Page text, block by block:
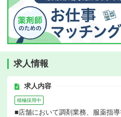
求人情報
求人内容
積極採用中
■店舗において調剤業務、服薬指